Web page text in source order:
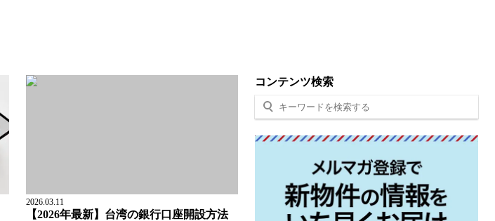
2026.03.11
【2026年最新】台湾の銀行口座開設方法
コンテンツ検索